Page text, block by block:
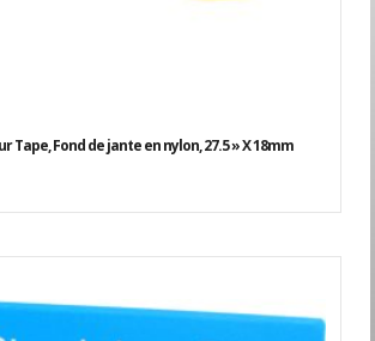
Tape, Fond de jante en nylon, 27.5 » X 18mm